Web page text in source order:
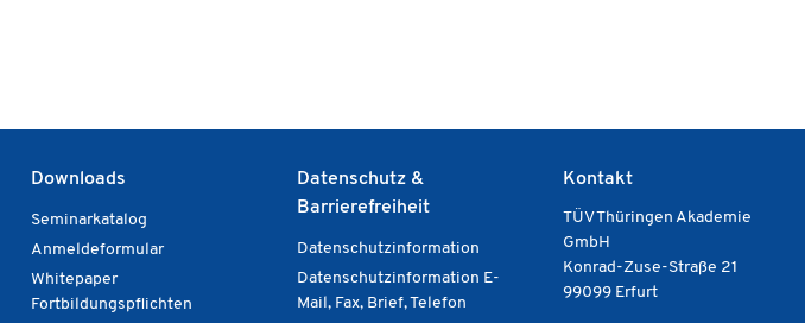
Downloads
Seminarkatalog
Anmeldeformular
Whitepaper
Fortbildungspflichten
Datenschutz &
Barrierefreiheit
Datenschutzinformation
Datenschutzinformation E-
Mail, Fax, Brief, Telefon
Kontakt
TÜV Thüringen Akademie
GmbH
Konrad-Zuse-Straße 21
99099 Erfurt